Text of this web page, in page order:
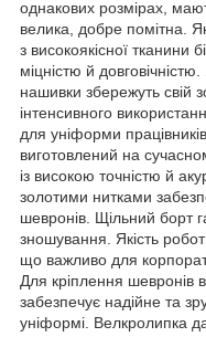
однакових розмірах,
велика, добре помітна.
з високоякісної тканини
міцністю й
нашивки збережуть свій
інтенсивного
для уніформи
виготовлений на
із високою точністю й
золотими нитками
шевронів. Щільний борт
зношування. Якість
що важливо для
Для кріплення шевронів
забезпечує надійне та
уніформі. Велкролипка